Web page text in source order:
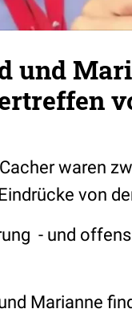
und
waren
von
- und
Marianne